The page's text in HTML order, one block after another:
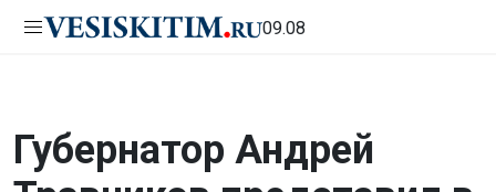
09.08
Губернатор Андрей